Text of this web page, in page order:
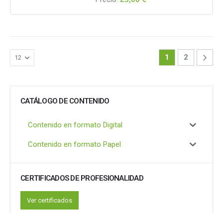
1 2
CATÁLOGO DE CONTENIDO
Contenido en formato Digital
Contenido en formato Papel
CERTIFICADOS DE PROFESIONALIDAD
Ver certificados